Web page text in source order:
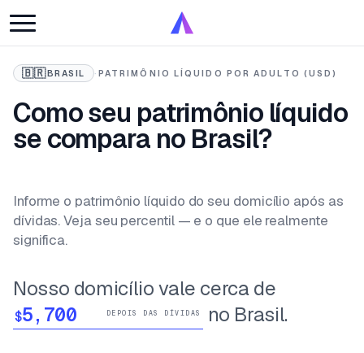
🇧🇷BRASIL · PATRIMÔNIO LÍQUIDO POR ADULTO (USD)
Como seu patrimônio líquido
se compara no Brasil?
Informe o patrimônio líquido do seu domicílio após as
dívidas. Veja seu percentil — e o que ele realmente
significa.
Nosso domicílio vale cerca de
$ DEPOIS DAS DÍVIDAS no Brasil.